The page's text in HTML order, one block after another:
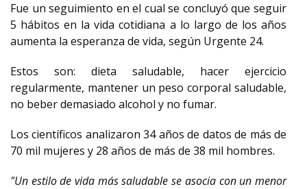
Fue un seguimiento en el cual se concluyó que seguir
5 hábitos en la vida cotidiana a lo largo de los años
aumenta la esperanza de vida, según Urgente 24.
Estos son: dieta saludable, hacer ejercicio
regularmente, mantener un peso corporal saludable,
no beber demasiado alcohol y no fumar.
Los científicos analizaron 34 años de datos de más de
70 mil mujeres y 28 años de más de 38 mil hombres.
"Un estilo de vida más saludable se asocia con un menor